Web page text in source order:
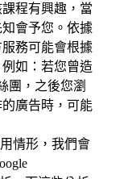
程有興趣，當
會予您。依據
務可能會根據
如：若您曾造
團，之後您瀏
廣告時，可能
情形，我們會